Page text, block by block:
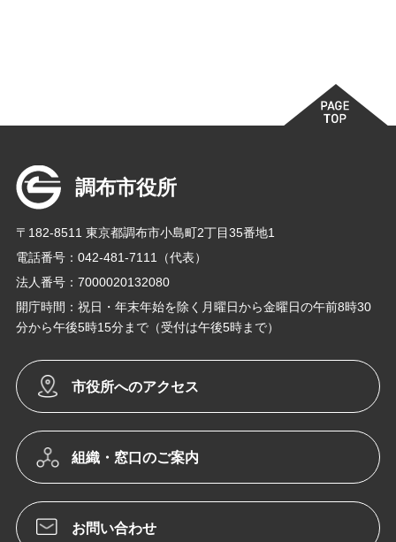
調布市役所
〒182-8511 東京都調布市小島町2丁目35番地1
電話番号：042-481-7111（代表）
法人番号：7000020132080
開庁時間：祝日・年末年始を除く月曜日から金曜日の午前8時30
分から午後5時15分まで（受付は午後5時まで）
市役所へのアクセス
組織・窓口のご案内
お問い合わせ